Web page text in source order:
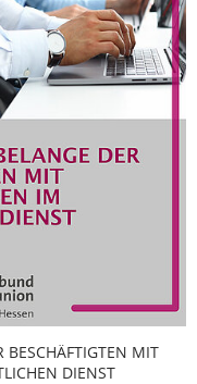
BESCHÄFTIGTEN MIT
DIENST